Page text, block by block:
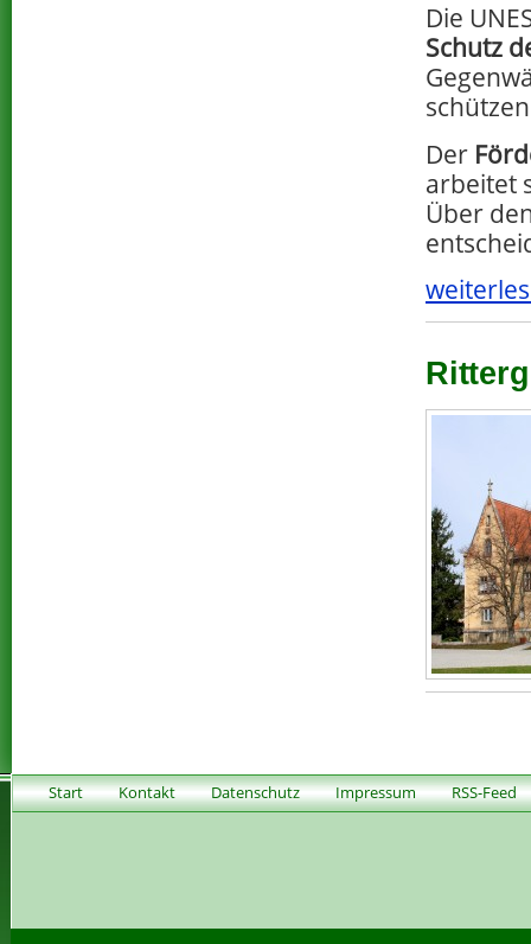
Die
Schutz
Der
arbeitet
Über
Start Kontakt Datenschutz Impressum RSS-Feed